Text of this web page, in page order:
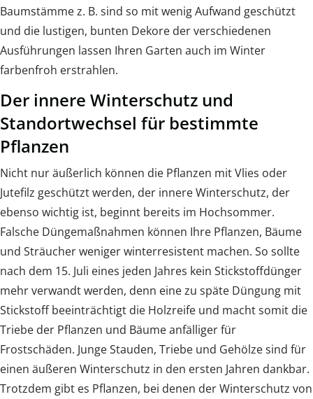
Baumstämme z. B. sind so mit wenig Aufwand geschützt
und die lustigen, bunten Dekore der verschiedenen
Ausführungen lassen Ihren Garten auch im Winter
farbenfroh erstrahlen.
Der innere Winterschutz und
Standortwechsel für bestimmte
Pflanzen
Nicht nur äußerlich können die Pflanzen mit Vlies oder
Jutefilz geschützt werden, der innere Winterschutz, der
ebenso wichtig ist, beginnt bereits im Hochsommer.
Falsche Düngemaßnahmen können Ihre Pflanzen, Bäume
und Sträucher weniger winterresistent machen. So sollte
nach dem 15. Juli eines jeden Jahres kein Stickstoffdünger
mehr verwandt werden, denn eine zu späte Düngung mit
Stickstoff beeinträchtigt die Holzreife und macht somit die
Triebe der Pflanzen und Bäume anfälliger für
Frostschäden. Junge Stauden, Triebe und Gehölze sind für
einen äußeren Winterschutz in den ersten Jahren dankbar.
Trotzdem gibt es Pflanzen, bei denen der Winterschutz von